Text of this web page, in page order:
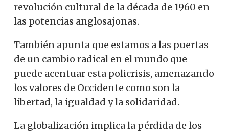
revolución cultural de la década de 1960 en
las potencias anglosajonas.
También apunta que estamos a las puertas
de un cambio radical en el mundo que
puede acentuar esta policrisis, amenazando
los valores de Occidente como son la
libertad, la igualdad y la solidaridad.
La globalización implica la pérdida de los